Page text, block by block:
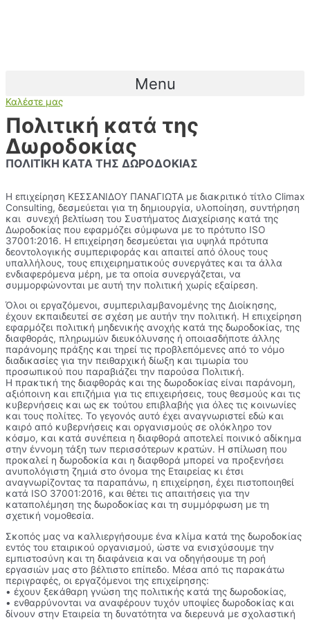
Menu
Καλέστε μας
Πολιτική κατά της
Δωροδοκίας
ΠΟΛΙΤΙΚΗ ΚΑΤΑ ΤΗΣ ΔΩΡΟΔΟΚΙΑΣ
Η επιχείρηση ΚΕΣΣΑΝΙΔΟΥ ΠΑΝΑΓΙΩΤΑ με διακριτικό τίτλο Climax
Consulting, δεσμεύεται για τη δημιουργία, υλοποίηση, συντήρηση
και συνεχή βελτίωση του Συστήματος Διαχείρισης κατά της
Δωροδοκίας που εφαρμόζει σύμφωνα με το πρότυπο ISO
37001:2016. Η επιχείρηση δεσμεύεται για υψηλά πρότυπα
δεοντολογικής συμπεριφοράς και απαιτεί από όλους τους
υπαλλήλους, τους επιχειρηματικούς συνεργάτες και τα άλλα
ενδιαφερόμενα μέρη, με τα οποία συνεργάζεται, να
συμμορφώνονται με αυτή την πολιτική χωρίς εξαίρεση.
Όλοι οι εργαζόμενοι, συμπεριλαμβανομένης της Διοίκησης,
έχουν εκπαιδευτεί σε σχέση με αυτήν την πολιτική. Η επιχείρηση
εφαρμόζει πολιτική μηδενικής ανοχής κατά της δωροδοκίας, της
διαφθοράς, πληρωμών διευκόλυνσης ή οποιασδήποτε άλλης
παράνομης πράξης και τηρεί τις προβλεπόμενες από το νόμο
διαδικασίες για την πειθαρχική δίωξη και τιμωρία του
προσωπικού που παραβιάζει την παρούσα Πολιτική.
Η πρακτική της διαφθοράς και της δωροδοκίας είναι παράνομη,
αξιόποινη και επιζήμια για τις επιχειρήσεις, τους θεσμούς και τις
κυβερνήσεις και ως εκ τούτου επιβλαβής για όλες τις κοινωνίες
και τους πολίτες. Το γεγονός αυτό έχει αναγνωριστεί εδώ και
καιρό από κυβερνήσεις και οργανισμούς σε ολόκληρο τον
κόσμο, και κατά συνέπεια η διαφθορά αποτελεί ποινικό αδίκημα
στην έννομη τάξη των περισσότερων κρατών. Η σπίλωση που
προκαλεί η δωροδοκία και η διαφθορά μπορεί να προξενήσει
ανυπολόγιστη ζημιά στο όνομα της Εταιρείας κι έτσι
αναγνωρίζοντας τα παραπάνω, η επιχείρηση, έχει πιστοποιηθεί
κατά ISO 37001:2016, και θέτει τις απαιτήσεις για την
καταπολέμηση της δωροδοκίας και τη συμμόρφωση με τη
σχετική νομοθεσία.
Σκοπός μας να καλλιεργήσουμε ένα κλίμα κατά της δωροδοκίας
εντός του εταιρικού οργανισμού, ώστε να ενισχύσουμε την
εμπιστοσύνη και τη διαφάνεια και να οδηγήσουμε τη ροή
εργασιών μας στο βέλτιστο επίπεδο. Μέσα από τις παρακάτω
περιγραφές, οι εργαζόμενοι της επιχείρησης:
• έχουν ξεκάθαρη γνώση της πολιτικής κατά της δωροδοκίας,
• ενθαρρύνονται να αναφέρουν τυχόν υποψίες δωροδοκίας και
δίνουν στην Εταιρεία τη δυνατότητα να διερευνά με σχολαστική